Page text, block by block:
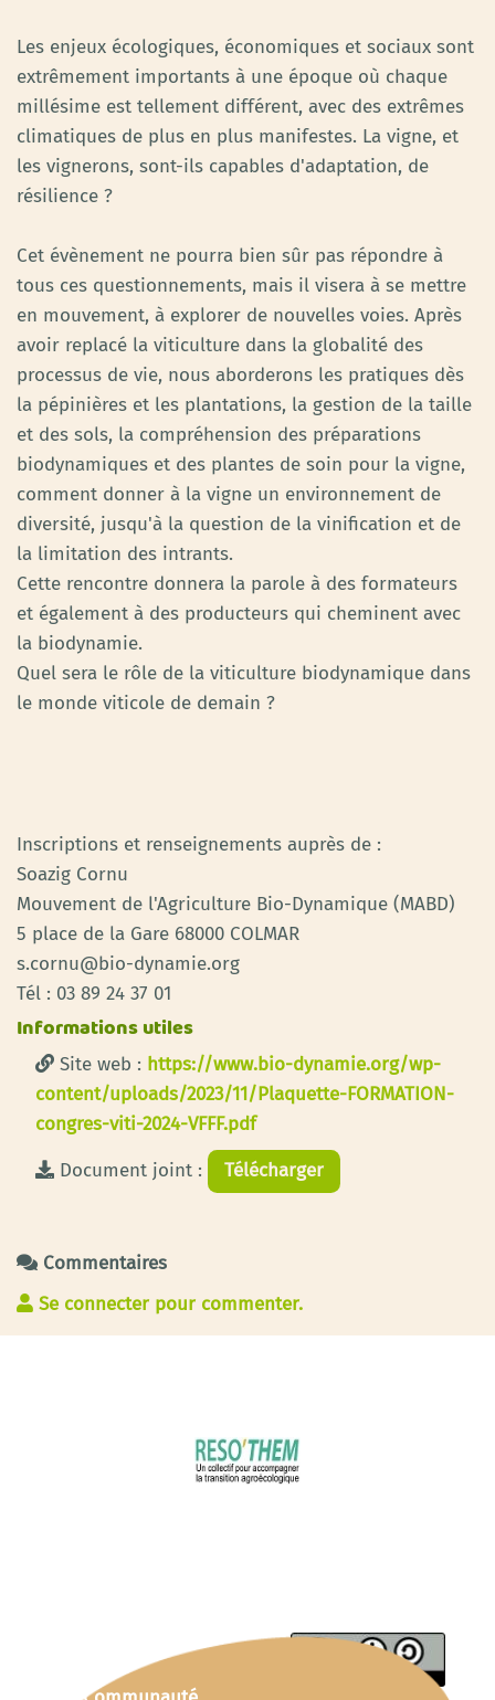
Les enjeux écologiques, économiques et sociaux sont
extrêmement importants à une époque où chaque
millésime est tellement différent, avec des extrêmes
climatiques de plus en plus manifestes. La vigne, et
les vignerons, sont-ils capables d'adaptation, de
résilience ?
Cet évènement ne pourra bien sûr pas répondre à
tous ces questionnements, mais il visera à se mettre
en mouvement, à explorer de nouvelles voies. Après
avoir replacé la viticulture dans la globalité des
processus de vie, nous aborderons les pratiques dès
la pépinières et les plantations, la gestion de la taille
et des sols, la compréhension des préparations
biodynamiques et des plantes de soin pour la vigne,
comment donner à la vigne un environnement de
diversité, jusqu'à la question de la vinification et de
la limitation des intrants.
Cette rencontre donnera la parole à des formateurs
et également à des producteurs qui cheminent avec
la biodynamie.
Quel sera le rôle de la viticulture biodynamique dans
le monde viticole de demain ?
Inscriptions et renseignements auprès de :
Soazig Cornu
Mouvement de l'Agriculture Bio-Dynamique (MABD)
5 place de la Gare 68000 COLMAR
s.cornu@bio-dynamie.org
Tél : 03 89 24 37 01
Informations utiles
Site web : https://www.bio-dynamie.org/wp-
content/uploads/2023/11/Plaquette-FORMATION-
congres-viti-2024-VFFF.pdf
Document joint :
Télécharger
Commentaires
Se connecter pour commenter.